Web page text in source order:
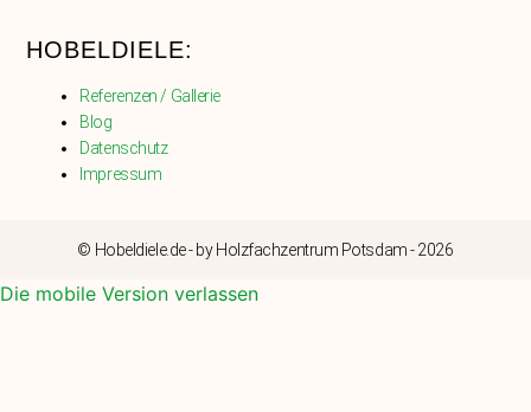
HOBELDIELE:
Referenzen / Gallerie
Blog
Datenschutz
Impressum
© Hobeldiele.de - by Holzfachzentrum Potsdam - 2026
Die mobile Version verlassen